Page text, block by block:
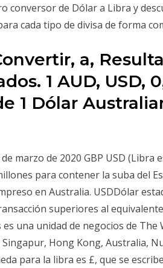
conversor de Dólar a Libra y
cada tipo de divisa de forma
a,
1 AUD, USD,
1 Dólar
marzo de 2020 GBP USD (Libra
para contener la suba del
en Australia. USDDólar
superiores al
una unidad de negocios de The
Singapur, Hong Kong, Australia,
para la libra es £, que se